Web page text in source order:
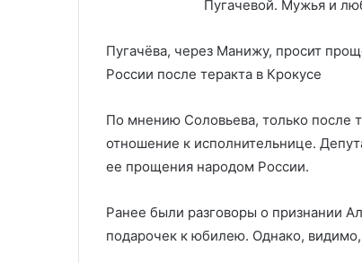
Пугачёва, через Манижу, просит
России после теракта в Крокусе
По мнению Соловьева, только после
отношение к исполнительнице.
ее прощения народом России.
Ранее были разговоры о признании
подарочек к юбилею. Однако, видимо,